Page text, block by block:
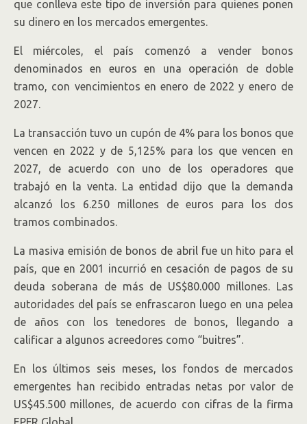
que conlleva este tipo de inversión para quienes ponen
su dinero en los mercados emergentes.
El miércoles, el país comenzó a vender bonos
denominados en euros en una operación de doble
tramo, con vencimientos en enero de 2022 y enero de
2027.
La transacción tuvo un cupón de 4% para los bonos que
vencen en 2022 y de 5,125% para los que vencen en
2027, de acuerdo con uno de los operadores que
trabajó en la venta. La entidad dijo que la demanda
alcanzó los 6.250 millones de euros para los dos
tramos combinados.
La masiva emisión de bonos de abril fue un hito para el
país, que en 2001 incurrió en cesación de pagos de su
deuda soberana de más de US$80.000 millones. Las
autoridades del país se enfrascaron luego en una pelea
de años con los tenedores de bonos, llegando a
calificar a algunos acreedores como “buitres”.
En los últimos seis meses, los fondos de mercados
emergentes han recibido entradas netas por valor de
US$45.500 millones, de acuerdo con cifras de la firma